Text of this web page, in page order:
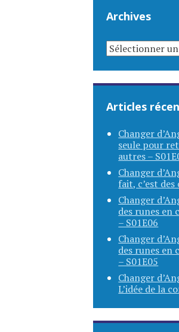
Archives
ARCHIVES
Articles
Changer
seule pour
autres –
Changer
fait, c’est des
Changer
des runes en
– S01E06
Changer
des runes en
– S01E05
Changer
L’idée de la